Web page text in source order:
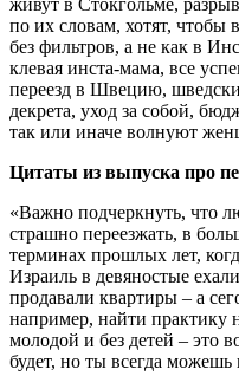
живут в Стокгольме,
по их словам, хотят, чтобы
без фильтров, а не как в
клевая инста-мама, все
переезд в Швецию,
декрета, уход за собой,
так или иначе волнуют
Цитаты из выпуска про
«Важно подчеркнуть, что
страшно переезжать, в
терминах прошлых лет,
Израиль в девяностые
продавали квартиры – а
например, найти практику
молодой и без детей – это
будет, но ты всегда можешь